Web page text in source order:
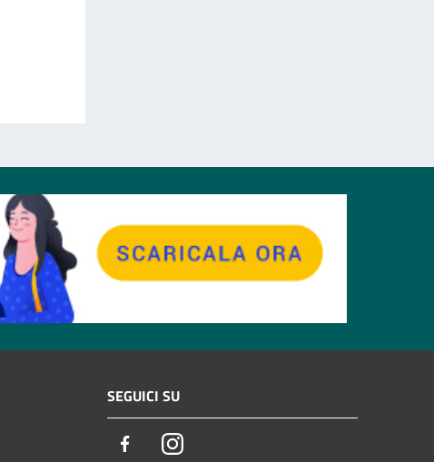
SEGUICI SU
FacebookInstagram